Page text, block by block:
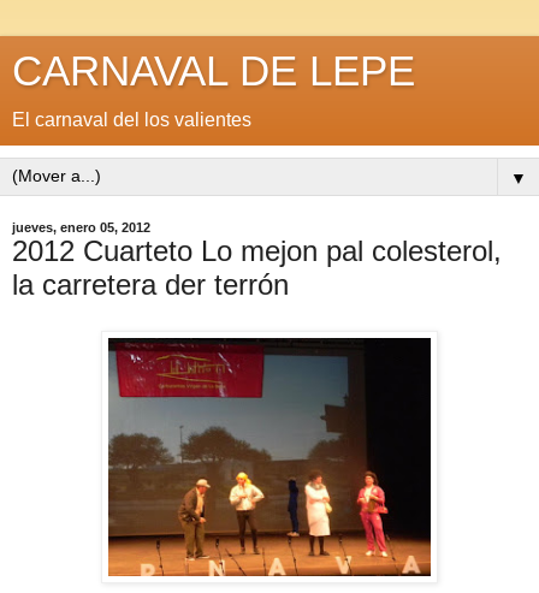
CARNAVAL DE LEPE
El carnaval del los valientes
▼
jueves, enero 05, 2012
2012 Cuarteto Lo mejon pal colesterol,
la carretera der terrón